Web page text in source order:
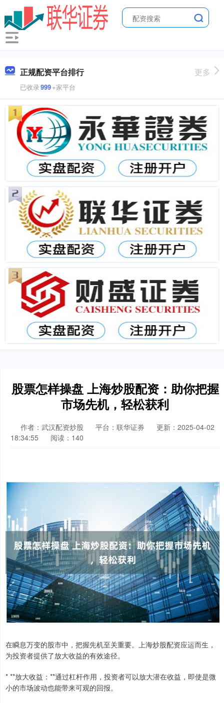
正规配资平台排行
已收录999+家平台
更多
股票怎样操盘 上海炒股配资：助你把握
市场先机，轻松获利
作者：武汉配资炒股 平台：联华证券
更新：2025-04-02
18:34:55
阅读：140
在瞬息万变的股市中，把握先机至关重要。上海炒股配资应运而生，
为投资者提供了放大收益的有效途径。
* **放大收益：**通过杠杆作用，投资者可以放大潜在收益，即使是微
小的市场波动也能带来可观的回报。